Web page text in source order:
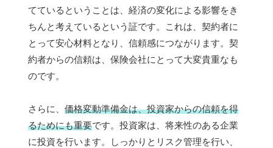
てているということは、経済の変化による影響をき
ちんと考えているという証です。これは、契約者に
とって安心材料となり、信頼感につながります。契
約者からの信頼は、保険会社にとって大変貴重なも
のです。
さらに、 価格変動準備金は、投資家からの信頼を得
るためにも重要です。投資家は、将来性のある企業
に投資を行います。しっかりとリスク管理を行い、